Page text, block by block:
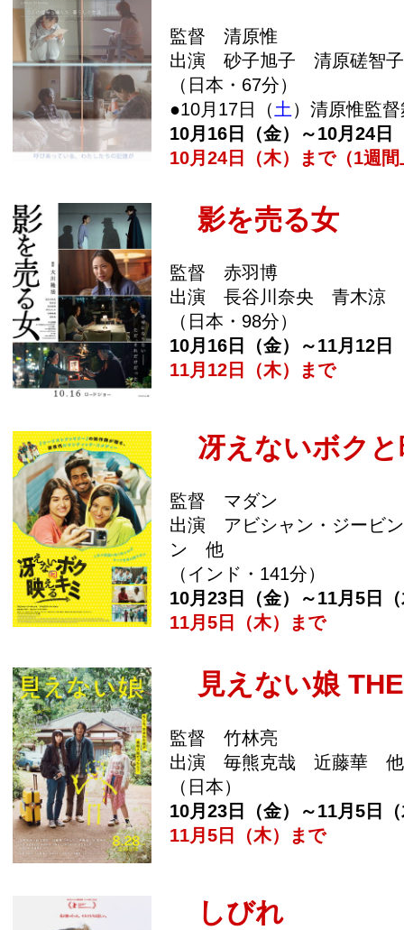
監督 清原惟
出演 砂子旭子 清原磋智
（日本・67分）
●10月17日（ 土 ）清原惟監
10月16日（金）～10月24日
10月24日（木）まで（1週
影を売る女
監督 赤羽博
出演 長谷川奈央 青木涼
（日本・98分）
10月16日（金）～11月12日
11月12日（木）まで
冴えないボクと
監督 マダン
出演 アビシャン・ジービ
ン 他
（インド・141分）
10月23日（金）～11月5日
11月5日（木）まで
見えない娘
監督 竹林亮
出演 毎熊克哉 近藤華 他
（日本）
10月23日（金）～11月5日
11月5日（木）まで
しびれ